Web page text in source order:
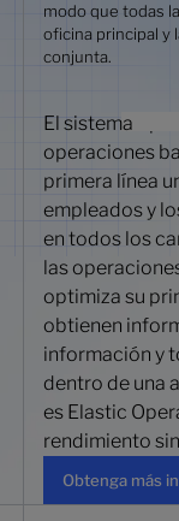
modo que todas
oficina principal y
conjunta.
El sistema
operaciones
primera línea
empleados y
en todos los
las
optimiza su
obtienen
información y
dentro de una
es Elastic
rendimiento
Obtenga más